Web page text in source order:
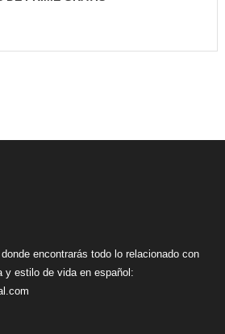
encontrarás todo lo relacionado con
y estilo de vida en español: